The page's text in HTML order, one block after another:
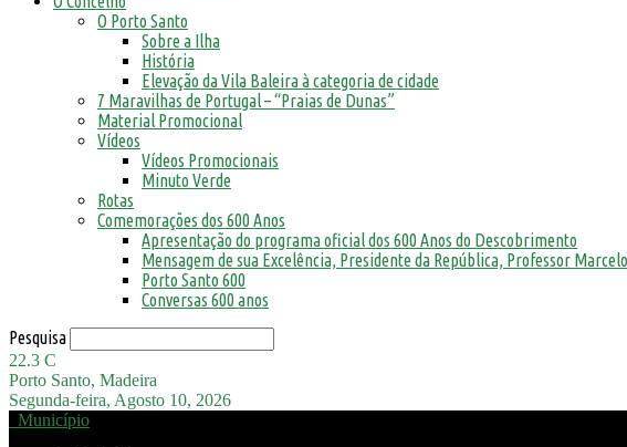
O Porto Santo
Sobre a Ilha
História
Elevação da Vila Baleira à categoria de cidade
7 Maravilhas de Portugal – “Praias de Dunas”
Material Promocional
Vídeos
Vídeos Promocionais
Minuto Verde
Rotas
Comemorações dos 600 Anos
Apresentação do programa oficial dos 600 Anos do Descobrimento
Mensagem de sua Excelência, Presidente da República, Professor
Porto Santo 600
Conversas 600 anos
Pesquisa
22.3 C
Porto Santo, Madeira
Segunda-feira, Agosto 10, 2026
Município